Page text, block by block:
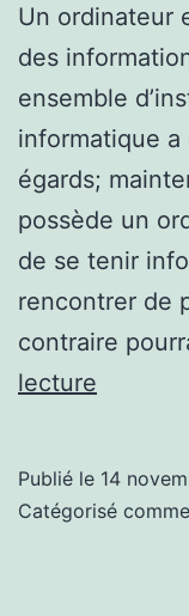
Un ordinateur
des
ensemble
informatique
égards;
possède un
de se tenir
rencontrer de
contraire
lecture
Publié le 14
Catégorisé comme